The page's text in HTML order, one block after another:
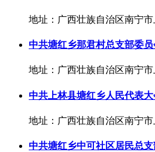
地址：广西壮族自治区南宁
中共塘红乡那君村总支部委员
地址：广西壮族自治区南宁
中共上林县塘红乡人民代表大
地址：广西壮族自治区南宁
中共塘红乡中可社区居民总